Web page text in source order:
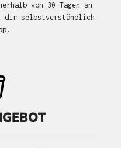
von 30 Tagen an
dir selbstverständlich